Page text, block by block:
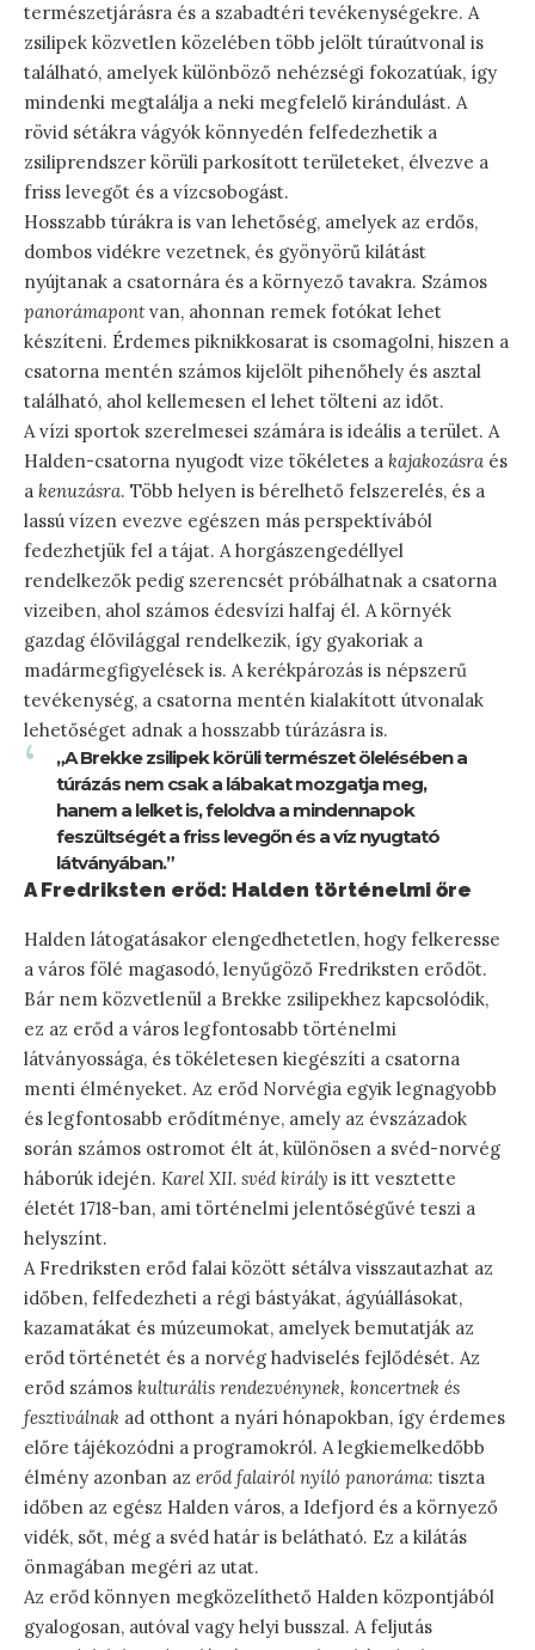
természetjárásra és a szabadtéri tevékenységekre. A
zsilipek közvetlen közelében több jelölt túraútvonal is
található, amelyek különböző nehézségi fokozatúak, így
mindenki megtalálja a neki megfelelő kirándulást. A
rövid sétákra vágyók könnyedén felfedezhetik a
zsiliprendszer körüli parkosított területeket, élvezve a
friss levegőt és a vízcsobogást.
Hosszabb túrákra is van lehetőség, amelyek az erdős,
dombos vidékre vezetnek, és gyönyörű kilátást
nyújtanak a csatornára és a környező tavakra. Számos
panorámapontvan, ahonnan remek fotókat lehet
készíteni. Érdemes piknikkosarat is csomagolni, hiszen a
csatorna mentén számos kijelölt pihenőhely és asztal
található, ahol kellemesen el lehet tölteni az időt.
A vízi sportok szerelmesei számára is ideális a terület. A
Halden-csatorna nyugodt vize tökéletes a kajakozásra és
a kenuzásra. Több helyen is bérelhető felszerelés, és a
lassú vízen evezve egészen más perspektívából
fedezhetjük fel a tájat. A horgászengedéllyel
rendelkezők pedig szerencsét próbálhatnak a csatorna
vizeiben, ahol számos édesvízi halfaj él. A környék
gazdag élővilággal rendelkezik, így gyakoriak a
madármegfigyelések is. A kerékpározás is népszerű
tevékenység, a csatorna mentén kialakított útvonalak
lehetőséget adnak a hosszabb túrázásra is.
„A Brekke zsilipek körüli természet ölelésében a
túrázás nem csak a lábakat mozgatja meg,
hanem a lelket is, feloldva a mindennapok
feszültségét a friss levegőn és a víz nyugtató
látványában.”
A Fredriksten erőd: Halden történelmi őre
Halden látogatásakor elengedhetetlen, hogy felkeresse
a város fölé magasodó, lenyűgöző Fredriksten erődöt.
Bár nem közvetlenül a Brekke zsilipekhez kapcsolódik,
ez az erőd a város legfontosabb történelmi
látványossága, és tökéletesen kiegészíti a csatorna
menti élményeket. Az erőd Norvégia egyik legnagyobb
és legfontosabb erődítménye, amely az évszázadok
során számos ostromot élt át, különösen a svéd-norvég
háborúk idején. Karel XII. svéd király is itt vesztette
életét 1718-ban, ami történelmi jelentőségűvé teszi a
helyszínt.
A Fredriksten erőd falai között sétálva visszautazhat az
időben, felfedezheti a régi bástyákat, ágyúállásokat,
kazamatákat és múzeumokat, amelyek bemutatják az
erőd történetét és a norvég hadviselés fejlődését. Az
erőd számos kulturális rendezvénynek, koncertnek és
fesztiválnak ad otthont a nyári hónapokban, így érdemes
előre tájékozódni a programokról. A legkiemelkedőbb
élmény azonban az erőd falairól nyíló panoráma: tiszta
időben az egész Halden város, a Idefjord és a környező
vidék, sőt, még a svéd határ is belátható. Ez a kilátás
önmagában megéri az utat.
Az erőd könnyen megközelíthető Halden központjából
gyalogosan, autóval vagy helyi busszal. A feljutás